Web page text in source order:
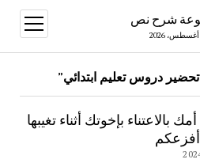
شرح نص
open
menu
بالاعتناء بإخوتك أثناء تغيبها